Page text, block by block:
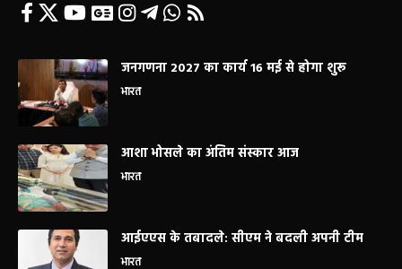
जनगणना 2027 का कार्य 16 मई से होगा शुरू
भारत
आशा भोसले का अंतिम संस्कार आज
भारत
आईएएस के तबादले: सीएम ने बदली अपनी टीम
भारत